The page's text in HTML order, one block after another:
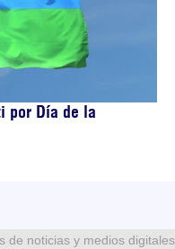
por Día de la
de noticias y medios digitales